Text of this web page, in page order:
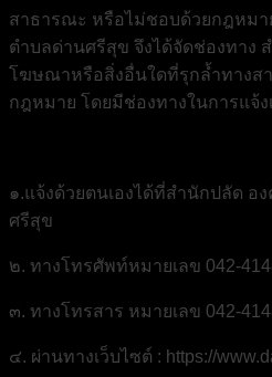
สาธารณะ หรือไม่ชอบด้วยกฎหม
ตำบลด่านศรีสุข จึงได้จัดช่องทาง
โฆษณาหรือสิ่งอื่นใดที่รุกล้ำทางส
กฎหมาย โดยมีช่องทางในการแจ้ง
๑.แจ้งด้วยตนเองได้ที่สำนักปลัด อ
ศรีสุข
๒. ทางโทรศัพท์หมายเลข 042-
๓. ทางโทรสาร หมายเลข 042-
๔. ผ่านทางเว็บไซต์ : https://